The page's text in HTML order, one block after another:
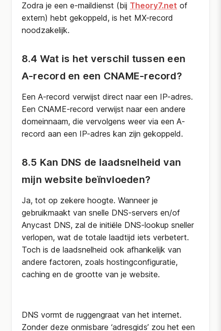
Zodra je een e-maildienst (bij Theory7.net of
extern) hebt gekoppeld, is het MX-record
noodzakelijk.
8.4 Wat is het verschil tussen een
A-record en een CNAME-record?
Een A-record verwijst direct naar een IP-adres.
Een CNAME-record verwijst naar een andere
domeinnaam, die vervolgens weer via een A-
record aan een IP-adres kan zijn gekoppeld.
8.5 Kan DNS de laadsnelheid van
mijn website beïnvloeden?
Ja, tot op zekere hoogte. Wanneer je
gebruikmaakt van snelle DNS-servers en/of
Anycast DNS, zal de initiële DNS-lookup sneller
verlopen, wat de totale laadtijd iets verbetert.
Toch is de laadsnelheid ook afhankelijk van
andere factoren, zoals hostingconfiguratie,
caching en de grootte van je website.
DNS vormt de ruggengraat van het internet.
Zonder deze onmisbare ‘adresgids’ zou het een